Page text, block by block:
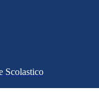
Scolastico